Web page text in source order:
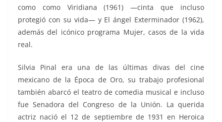
como como Viridiana (1961) —cinta que incluso
protegió con su vida— y El ángel Exterminador (1962),
además del icónico programa Mujer, casos de la vida
real.
Silvia Pinal era una de las últimas divas del cine
mexicano de la Época de Oro, su trabajo profesional
también abarcó el teatro de comedia musical e incluso
fue Senadora del Congreso de la Unión. La querida
actriz nació el 12 de septiembre de 1931 en Heroica